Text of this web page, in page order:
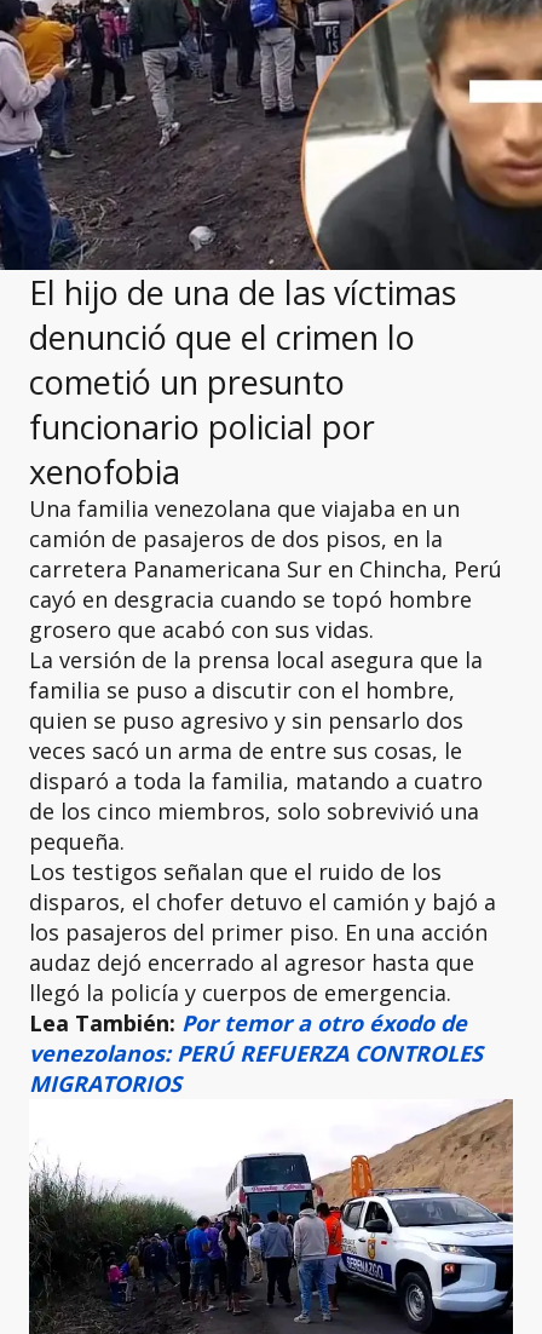
El hijo de una de las víctimas
denunció que el crimen lo
cometió un presunto
funcionario policial por
xenofobia
Una familia venezolana que viajaba en un
camión de pasajeros de dos pisos, en la
carretera Panamericana Sur en Chincha, Perú
cayó en desgracia cuando se topó hombre
grosero que acabó con sus vidas.
La versión de la prensa local asegura que la
familia se puso a discutir con el hombre,
quien se puso agresivo y sin pensarlo dos
veces sacó un arma de entre sus cosas, le
disparó a toda la familia, matando a cuatro
de los cinco miembros, solo sobrevivió una
pequeña.
Los testigos señalan que el ruido de los
disparos, el chofer detuvo el camión y bajó a
los pasajeros del primer piso. En una acción
audaz dejó encerrado al agresor hasta que
llegó la policía y cuerpos de emergencia.
Lea También: Por temor a otro éxodo de
venezolanos: PERÚ REFUERZA CONTROLES
MIGRATORIOS